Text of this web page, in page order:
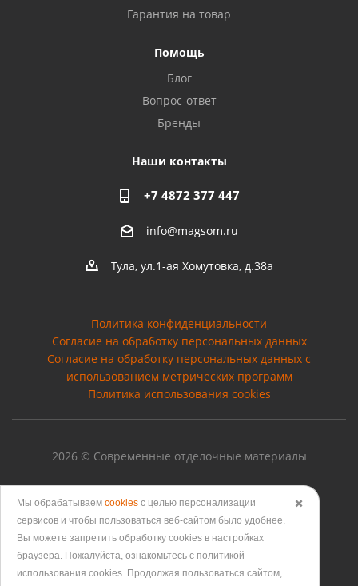
Гарантия на товар
Помощь
Блог
Вопрос-ответ
Бренды
Наши контакты
+7 4872 377 447
info@magsom.ru
Тула, ул.1-ая Хомутовка, д.38а
Политика конфиденциальности
Согласие на обработку персональных данных
Cогласие на обработку персональных данных с
использованием метрических программ
Политика использования cookies
2026 © Современные отделочные материалы
Версия для печати
✖️
Мы обрабатываем cookies с целью персонализации
сервисов и чтобы пользоваться веб-сайтом было удобнее.
Вы можете запретить обработку сookies в настройках
браузера. Пожалуйста, ознакомьтесь с политикой
использования cookies. Продолжая пользоваться сайтом,